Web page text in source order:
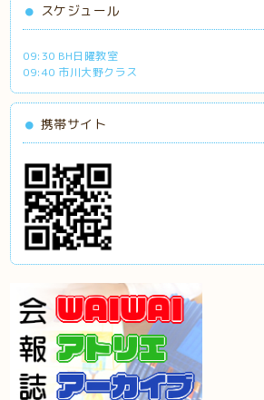
スケジュール
09:30 BH日曜教室
09:40 市川大野クラス
携帯サイト